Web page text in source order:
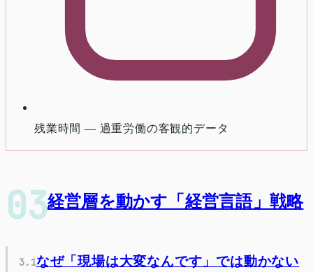
残業時間 — 過重労働の客観的データ
経営層を動かす「経営言語」戦略
なぜ「現場は大変なんです」では動かない